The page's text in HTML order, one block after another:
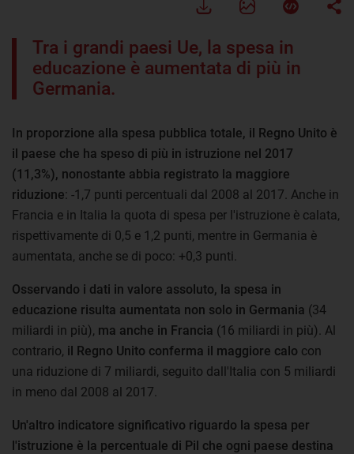
Tra i grandi paesi Ue, la spesa in
educazione è aumentata di più in
Germania.
In proporzione alla spesa pubblica totale, il Regno Unito è
il paese che ha speso di più in istruzione nel 2017
(11,3%), nonostante abbia registrato la maggiore
riduzione: -1,7 punti percentuali dal 2008 al 2017. Anche in
Francia e in Italia la quota di spesa per l'istruzione è calata,
rispettivamente di 0,5 e 1,2 punti, mentre in Germania è
aumentata, anche se di poco: +0,3 punti.
Osservando i dati in valore assoluto, la spesa in
educazione risulta aumentata non solo in Germania (34
miliardi in più), ma anche in Francia (16 miliardi in più). Al
contrario, il Regno Unito conferma il maggiore calo con
una riduzione di 7 miliardi, seguito dall'Italia con 5 miliardi
in meno dal 2008 al 2017.
Un'altro indicatore significativo riguardo la spesa per
l'istruzione è la percentuale di Pil che ogni paese destina